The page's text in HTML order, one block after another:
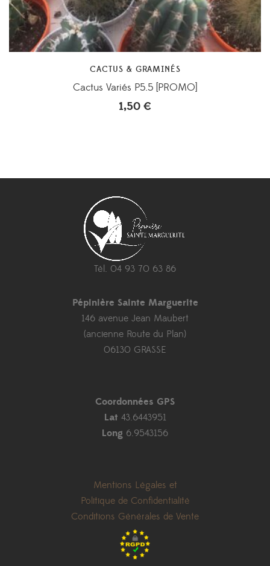
CACTUS & GRAMINÉS
Cactus Variés P5.5 [PROMO]
1,50 €
Tél. 04 93 70 63 86
Pépinière Sainte Marguerite
146 avenue Jean Maubert
(ancienne Route du Plan)
06130 GRASSE
Coordonnées GPS
Lat 43.6443951
Long 6.9543156
Mentions Légales et
Politique de Confidentialité
Conditions Générales de Vente